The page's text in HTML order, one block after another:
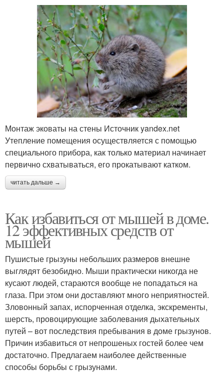
Монтаж эковаты на стены Источник yandex.net
Утепление помещения осуществляется с помощью
специального прибора, как только материал начинает
первично схватываться, его прокатывают катком.
читать дальше →
Как избавиться от мышей в доме.
12 эффективных средств от
мышей
Пушистые грызуны небольших размеров внешне
выглядят безобидно. Мыши практически никогда не
кусают людей, стараются вообще не попадаться на
глаза. При этом они доставляют много неприятностей.
Зловонный запах, испорченная отделка, экскременты,
шерсть, провоцирующие заболевания дыхательных
путей – вот последствия пребывания в доме грызунов.
Причин избавиться от непрошеных гостей более чем
достаточно. Предлагаем наиболее действенные
способы борьбы с грызунами.